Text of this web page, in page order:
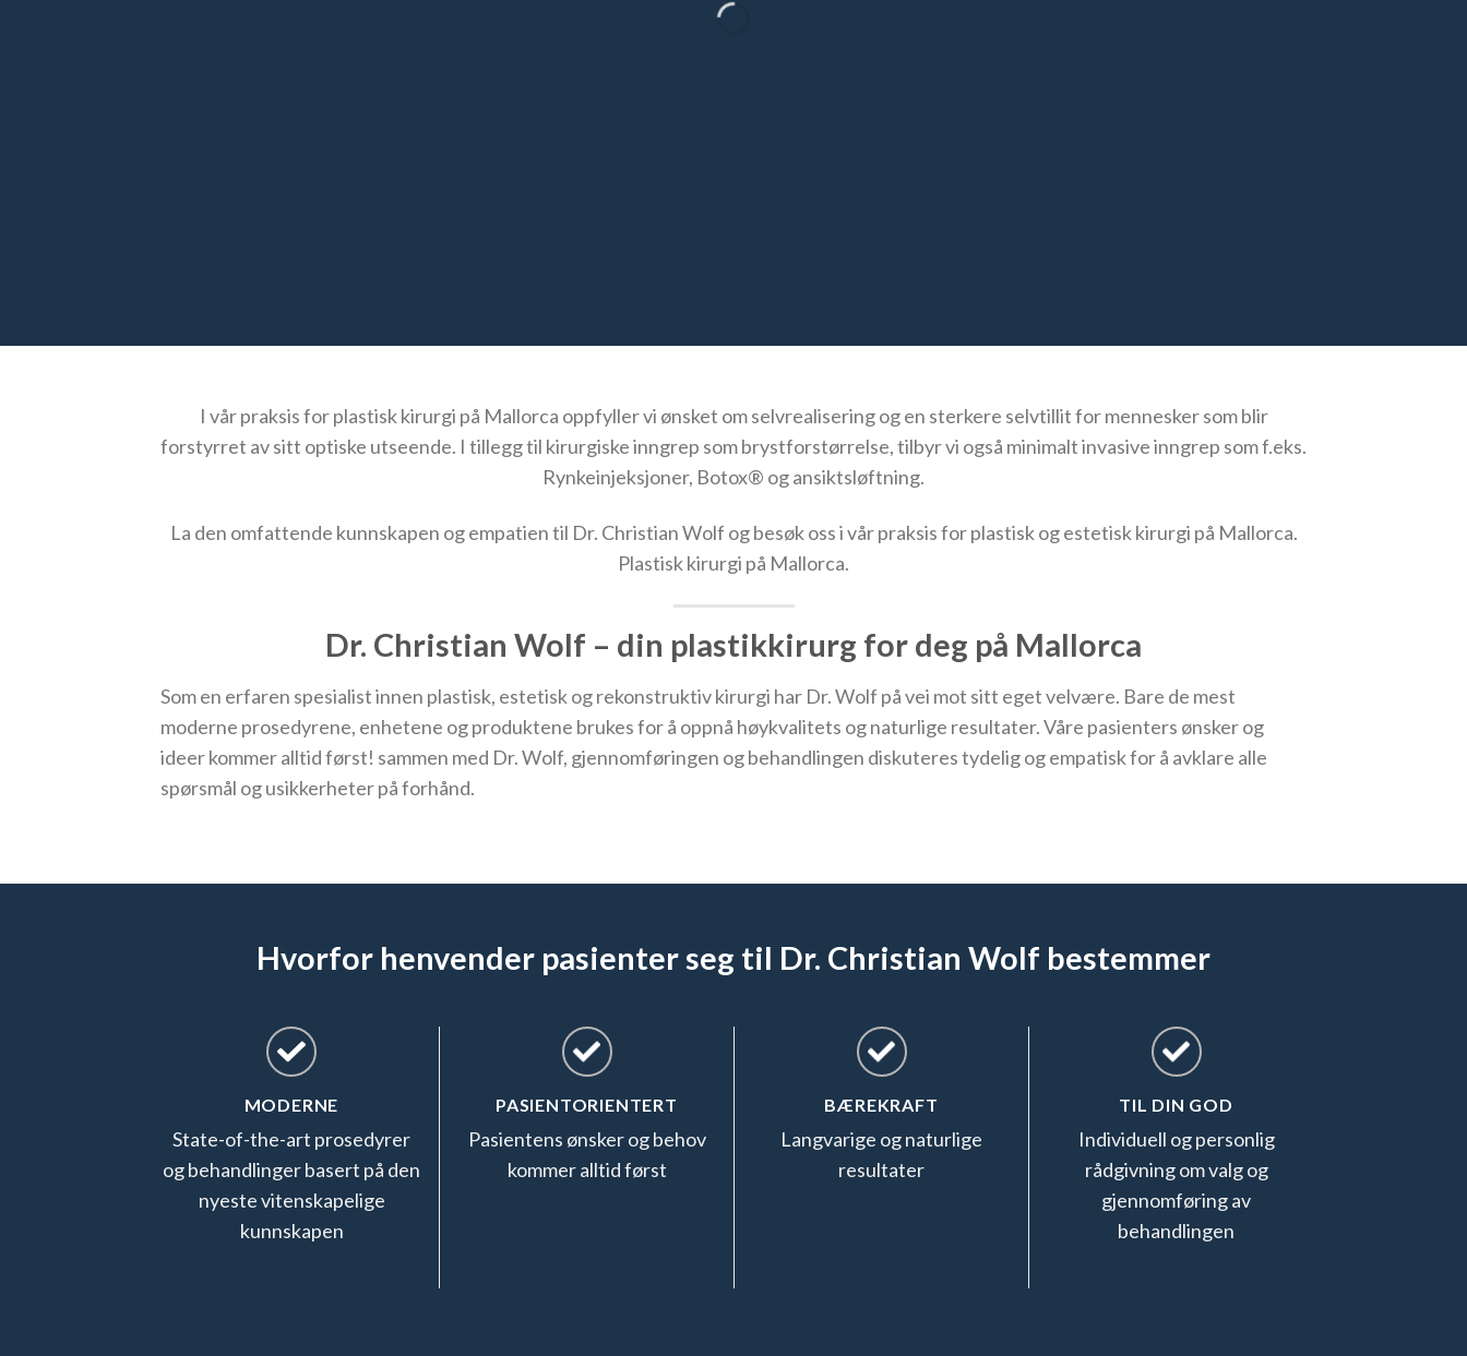
I vår praksis for plastisk kirurgi på Mallorca oppfyller vi ønsket om selvrealisering og en sterkere selvtillit for mennesker som blir
forstyrret av sitt optiske utseende. I tillegg til kirurgiske inngrep som brystforstørrelse, tilbyr vi også minimalt invasive inngrep som f.eks.
Rynkeinjeksjoner, Botox® og ansiktsløftning.
La den omfattende kunnskapen og empatien til Dr. Christian Wolf og besøk oss i vår praksis for plastisk og estetisk kirurgi på Mallorca.
Plastisk kirurgi på Mallorca.
Dr. Christian Wolf – din plastikkirurg for deg på Mallorca
Som en erfaren spesialist innen plastisk, estetisk og rekonstruktiv kirurgi har Dr. Wolf på vei mot sitt eget velvære. Bare de mest
moderne prosedyrene, enhetene og produktene brukes for å oppnå høykvalitets og naturlige resultater. Våre pasienters ønsker og
ideer kommer alltid først! sammen med Dr. Wolf, gjennomføringen og behandlingen diskuteres tydelig og empatisk for å avklare alle
spørsmål og usikkerheter på forhånd.
Hvorfor henvender pasienter seg til Dr. Christian Wolf bestemmer
MODERNE
State-of-the-art prosedyrer
og behandlinger basert på den
nyeste vitenskapelige
kunnskapen
PASIENTORIENTERT
Pasientens ønsker og behov
kommer alltid først
BÆREKRAFT
Langvarige og naturlige
resultater
TIL DIN GOD
Individuell og personlig
rådgivning om valg og
gjennomføring av
behandlingen